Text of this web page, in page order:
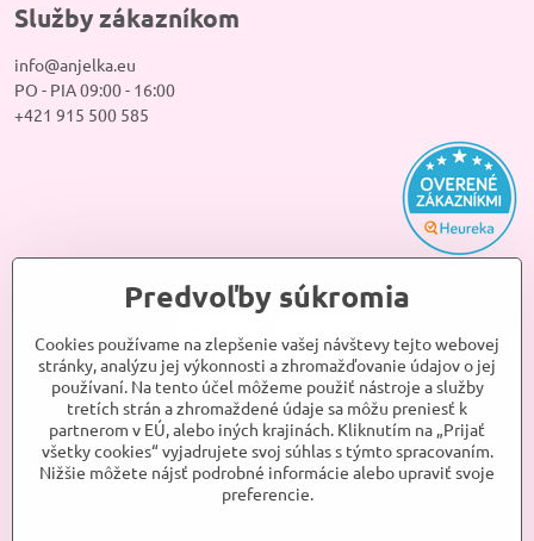
Služby zákazníkom
info@anjelka.eu
PO - PIA 09:00 - 16:00
+421 915 500 585
Predvoľby súkromia
Cookies používame na zlepšenie vašej návštevy tejto webovej
stránky, analýzu jej výkonnosti a zhromažďovanie údajov o jej
používaní. Na tento účel môžeme použiť nástroje a služby
tretích strán a zhromaždené údaje sa môžu preniesť k
partnerom v EÚ, alebo iných krajinách. Kliknutím na „Prijať
všetky cookies“ vyjadrujete svoj súhlas s týmto spracovaním.
Nižšie môžete nájsť podrobné informácie alebo upraviť svoje
preferencie.